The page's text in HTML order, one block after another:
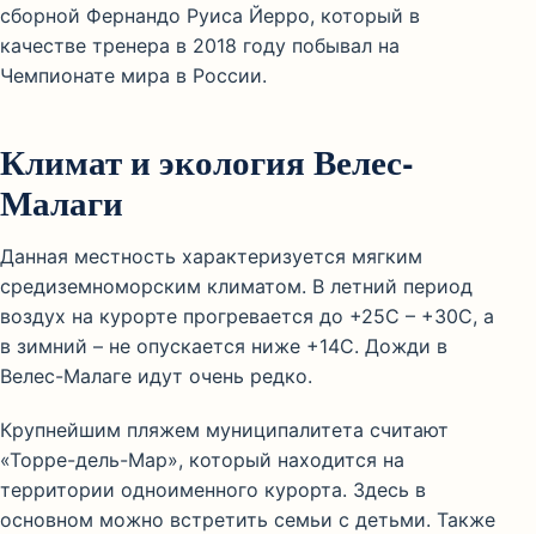
сборной Фернандо Руиса Йерро, который в
качестве тренера в 2018 году побывал на
Чемпионате мира в России.
Климат и экология Велес-
Малаги
Данная местность характеризуется мягким
средиземноморским климатом. В летний период
воздух на курорте прогревается до +25С – +30С, а
в зимний – не опускается ниже +14С. Дожди в
Велес-Малаге идут очень редко.
Крупнейшим пляжем муниципалитета считают
«Торре-дель-Мар», который находится на
территории одноименного курорта. Здесь в
основном можно встретить семьи с детьми. Также